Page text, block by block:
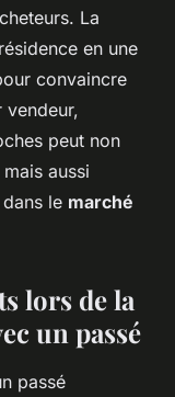
La
en une
convaincre
vendeur,
peut non
aussi
le marché
lors de la
un passé
passé